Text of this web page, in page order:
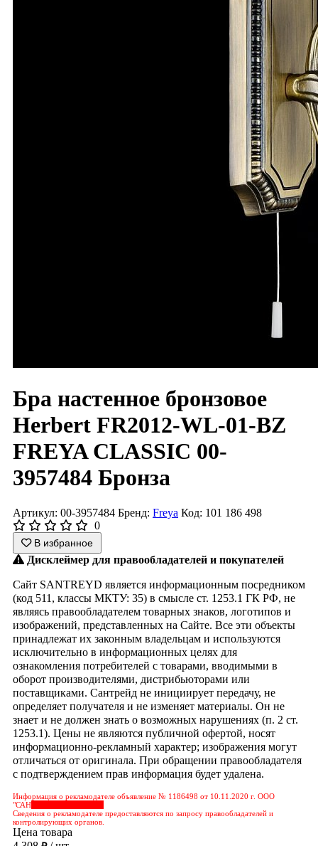
Бра настенное бронзовое
Herbert FR2012-WL-01-BZ
FREYA CLASSIC 00-
3957484 Бронза
Артикул: 00-3957484 Бренд: Freya Код: 101 186 498
0
В избранное
Дисклеймер для правообладателей и покупателей
Сайт SANTREYD является информационным посредником
(код 511, классы МКТУ: 35) в смысле ст. 1253.1 ГК РФ, не
являясь правообладателем товарных знаков, логотипов и
изображений, представленных на Сайте. Все эти объекты
принадлежат их законным владельцам и используются
исключительно в информационных целях для
ознакомления потребителей с товарами, вводимыми в
оборот производителями, дистрибьюторами или
поставщиками. Сантрейд не инициирует передачу, не
определяет получателя и не изменяет материалы. Он не
знает и не должен знать о возможных нарушениях (п. 2 ст.
1253.1). Цены не являются публичной офертой, носят
информационно-рекламный характер; изображения могут
отличаться от оригинала. При обращении правообладателя
с подтверждением прав информация будет удалена.
Информация о рекламодателе объявление № 1186498 от 10.11.2020 г. ООО
"САН
Сведения о рекламодателе предоставляются по запросу правообладателей и
контролирующих органов.
Цена товара